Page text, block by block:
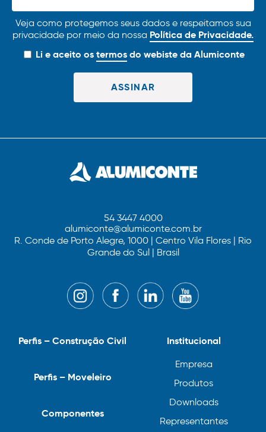
Veja como protegemos seus dados e respeitamos sua
privacidade por meio da nossa Política de Privacidade.
Li e aceito ostermosdo webiste da Alumiconte
54 3447 4000
alumiconte@alumiconte.com.br
R. Conde de Porto Alegre, 1000 | Centro Vila Flores | Rio
Grande do Sul | Brasil
Institucional
Empresa
Produtos
Downloads
Representantes
Perfis – Construção Civil
Perfis – Moveleiro
Componentes